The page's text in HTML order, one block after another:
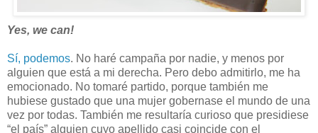
Yes, we can!
Sí, podemos. No haré campaña por nadie, y menos por
alguien que está a mi derecha. Pero debo admitirlo, me ha
emocionado. No tomaré partido, porque también me
hubiese gustado que una mujer gobernase el mundo de una
vez por todas. También me resultaría curioso que presidiese
“el país” alguien cuyo apellido casi coincide con el